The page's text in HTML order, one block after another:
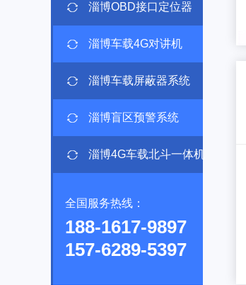
淄博OBD接口定位器
淄博车载4G对讲机
淄博车载屏蔽器系统
淄博盲区预警系统
淄博4G车载北斗一体机
全国服务热线：
188-1617-9897
157-6289-5397